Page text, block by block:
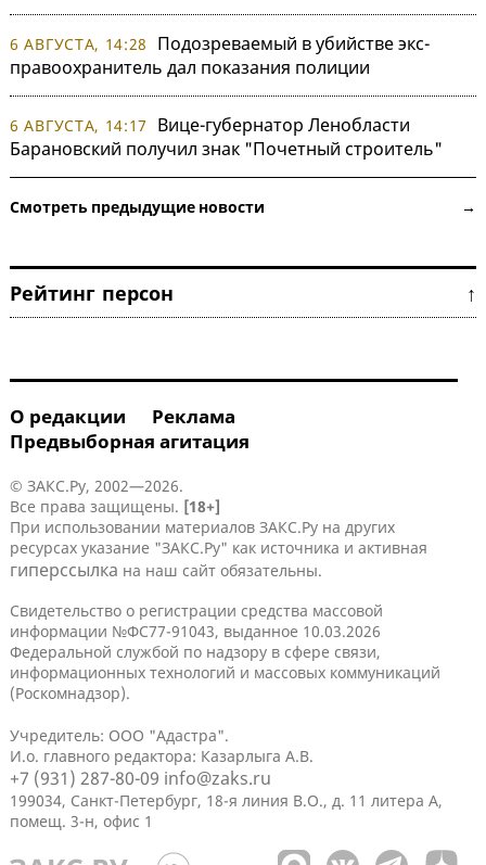
6 АВГУСТА, 14:28
Подозреваемый в убийстве экс-
правоохранитель дал показания полиции
6 АВГУСТА, 14:17
Вице-губернатор Ленобласти
Барановский получил знак "Почетный строитель"
Смотреть предыдущие новости →
Рейтинг персон ↑
О редакции
Реклама
Предвыборная агитация
© ЗАКС.Ру, 2002—2026.
Все права защищены. [18+]
При использовании материалов ЗАКС.Ру на других
ресурсах указание "ЗАКС.Ру" как источника и активная
гиперссылка на наш сайт обязательны.
Свидетельство о регистрации средства массовой
информации №ФС77-91043, выданное 10.03.2026
Федеральной службой по надзору в сфере связи,
информационных технологий и массовых коммуникаций
(Роскомнадзор).
Учредитель: ООО "Адастра".
И.о. главного редактора: Казарлыга А.В.
+7 (931) 287-80-09 info@zaks.ru
199034, Санкт-Петербург, 18-я линия В.О., д. 11 литера А,
помещ. 3-н, офис 1